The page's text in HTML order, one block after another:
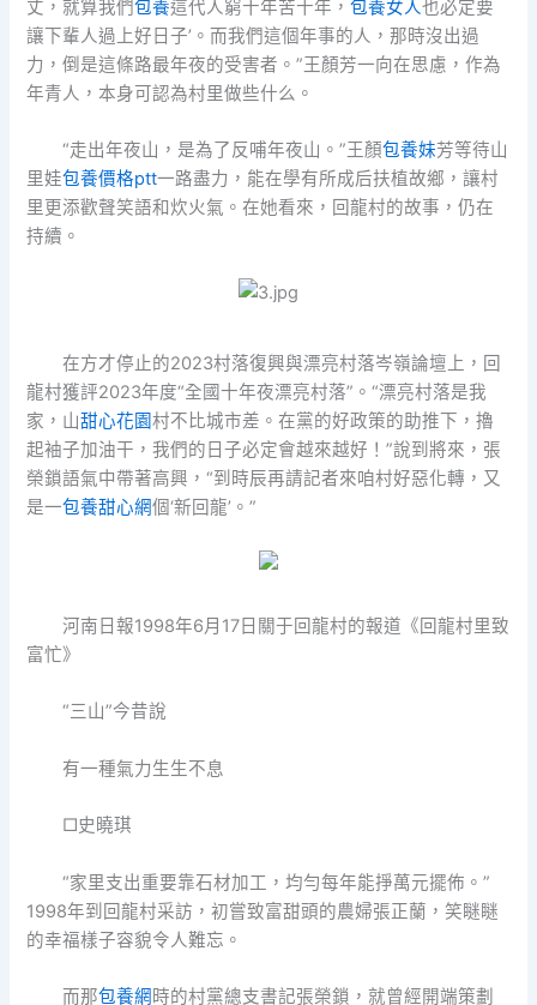
丈，就算我們包養這代人窮十年苦十年，包養女人也必定要
讓下輩人過上好日子’。而我們這個年事的人，那時沒出過
力，倒是這條路最年夜的受害者。”王顏芳一向在思慮，作為
年青人，本身可認為村里做些什么。
“走出年夜山，是為了反哺年夜山。”王顏包養妹芳等待山
里娃包養價格ptt一路盡力，能在學有所成后扶植故鄉，讓村
里更添歡聲笑語和炊火氣。在她看來，回龍村的故事，仍在
持續。
在方才停止的2023村落復興與漂亮村落岑嶺論壇上，回
龍村獲評2023年度“全國十年夜漂亮村落”。“漂亮村落是我
家，山甜心花園村不比城市差。在黨的好政策的助推下，擼
起袖子加油干，我們的日子必定會越來越好！”說到將來，張
榮鎖語氣中帶著高興，“到時辰再請記者來咱村好惡化轉，又
是一包養甜心網個‘新回龍’。”
河南日報1998年6月17日關于回龍村的報道《回龍村里致
富忙》
“三山”今昔說
有一種氣力生生不息
□史曉琪
“家里支出重要靠石材加工，均勻每年能掙萬元擺佈。”
1998年到回龍村采訪，初嘗致富甜頭的農婦張正蘭，笑瞇瞇
的幸福樣子容貌令人難忘。
而那包養網 時的村黨總支書記張榮鎖，就曾經開端策劃